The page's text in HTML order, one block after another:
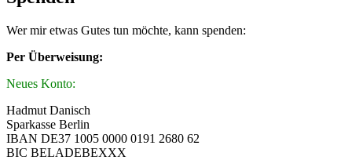
Wer mir etwas Gutes tun möchte, kann spenden:
Per Überweisung:
Neues Konto:
Hadmut Danisch
Sparkasse Berlin
IBAN DE37 1005 0000 0191 2680 62
BIC BELADEBEXXX